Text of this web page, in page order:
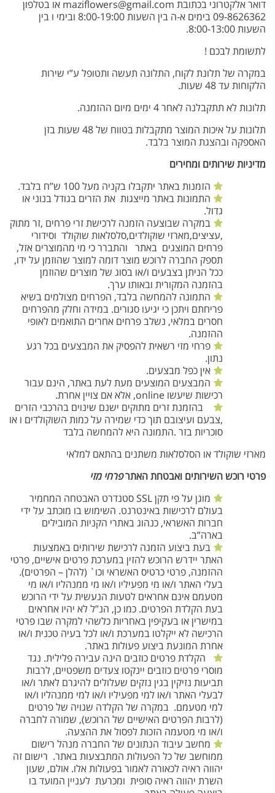
דואר אלקטרוני בכתובת maziflowers@gmail.com או בטלפון
09-8626362 בימים א-ה בין השעות 8:00-19:00 ובימי ו בין
השעות 8:00-13:00.
לתשומת לבכם !
במקרה של תלונת לקוח, התלונה תעשה ותטופל ע”י שירות
הלקוחות עד 48 שעות.
תלונות לא תתקבלנה לאחר 4 ימים מיום ההזמנה.
תלונות על איכות המוצר מתקבלות בטווח של 48 שעות בזן
האספקה ובהצגת המוצר בלבד.
מדיניות שירותים ומחירים
הזמנות באתר יתקבלו בקניה מעל 100 ש”ח בלבד.
התמונות באתר מייצגות את הזרים בגודל בנוני או
גדול.
במקרה שבוצעה הזמנה לרכישת זרי פרחים ,זר מתוק
,עציצים,מארזי שוקולדים,סלסלאות שוקולד וסידורי
פרחים המוצגים באתר והתברר כי מי מהמוצרים אזל,
תספק החברה לרוכש מוצר דומה למוצר שהוזמן על ידו,
ככל הניתן בצבעים ו/או בסוג של מוצרים שהוזמן
בהזמנה המקורית ובאותו ערך.
התמונה להמחשה בלבד, הפרחים מצולמים בשיא
פריחתם ויתכן כי יגיעו סגורים. במידה וחלק מהפרחים
חסרים במלאי, נשלב פרחים אחרים התואמים לאופי
ההזמנה.
פרחי מזי רשאית להפסיק את המבצעים בכל רגע
נתון.
אין כפל מבצעים.
המבצעים המוצעים מעת לעת באתר, הינם עבור
רכישות שיעשו online, אלא אם צויין אחרת.
בהזמנת זרים מתוקים ישנם שינוים בהרכבי הזרים
,צבעם ועיצובם תוך כדי שמירה על כמות השוקולדים ו או
סוכריות בזר .התמונה היא להמחשה בלבד
מארזי שוקולד או הסלסלאות משתנים בהתאם למלאי
פרטי רוכש השירותים ואבטחת האתרפרחי מזי
מוגן על פי תקן SSL סטנדרט האבטחה המחמיר
בעולם לרכישות באינטרנט. השימוש בו מוכתב על ידי
חברות האשראי, כנהוג באתרי הקניות המובילים
בארה”ב.
בעת ביצוע הזמנה לרכישת שירותים באמצעות
האתר יידרש הרוכש להזין במערכת פרטים אישיים, פרטי
ההזמנה, פרטי כרטיס האשראי וכו` (להלן – הפרטים).
בעלי האתר ו/או מי מפעיליו ו/או מי ממנהליו ו/או מי
מטעמם אינם אחראים לטעות הנעשית על ידי הרוכש
בעת הקלדת הפרטים. כמו כן, הנ”ל לא יהיו אחראים
במישרין או בעקיפין באחריות כלשהי למקרה שבו פרטי
הרכישה לא ייקלטו במערכת ו/או לכל בעיה טכנית ו/או
אחרת המונעת ביצוע פעולות באתר.
הקלדת פרטים כוזבים הינה עבירה פלילית. נגד
מוסרי פרטים כוזבים יינקטו צעדים משפטיים, לרבות
תביעות נזיקין בגין נזקים שעלולים להיגרם לאתר ו/או
לבעלי האתר ו/או למי מפעיליו ו/או למי ממנהליו ו/או
למי מטעמם. במקרה של הקלדה שגויה של פרטים
(לרבות הפרטים האישיים של הרוכש), שמורה לחברה
ו/או מי מטעמה הזכות לפסול את ההצעה.
מחשב עיבוד הנתונים של החברה מנהל רישום
ממוחשב של כל הפעולות המתבצעות באתר. רישום זה
יהווה ראיה לכאורה לאמור בפעולות אלו. אולם, שעון
השרת יהווה ראיה סופית ומכרעת לעניין המועד בו